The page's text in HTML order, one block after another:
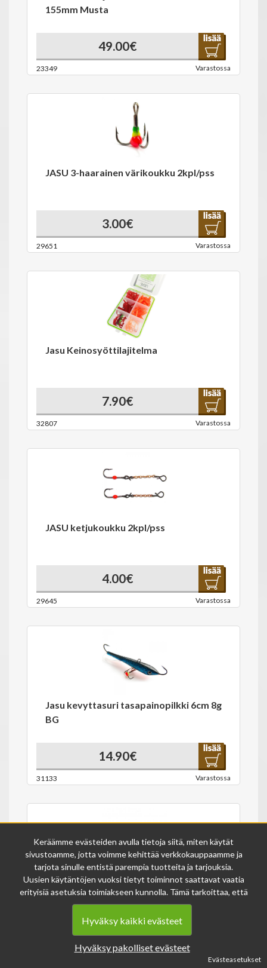
155mm Musta
49.00€
23349 Varastossa
JASU 3-haarainen värikoukku 2kpl/pss
3.00€
29651 Varastossa
Jasu Keinosyöttilajitelma
7.90€
32807 Varastossa
JASU ketjukoukku 2kpl/pss
4.00€
29645 Varastossa
Jasu kevyttasuri tasapainopilkki 6cm 8g
BG
14.90€
31133 Varastossa
Jasu kide ahkio XL-koko
49.00€
Varastossa
Keräämme evästeiden avulla tietoja siitä, miten käytät
sivustoamme, jotta voimme kehittää verkkokauppaamme ja
tarjota sinulle entistä parempia tuotteita ja tarjouksia.
Uusien käytäntöjen vuoksi tietyt toiminnot saattavat vaatia
erityisiä asetuksia toimiakseen kunnolla. Tämä tarkoittaa, että
joissakin tapauksissa anonymisoidut tiedot voivat kertyä,
vaikka olisit kieltänyt evästeiden käytön. Näitä tietoja
käytetään ainoastaan palvelumme parantamiseen, eikä niistä
Voit muuttaa evästeasetuksiasi milloin tahansa sivun
Hyväksy kaikki evästeet
Hyväksy pakolliset evästeet
Evästeasetukset